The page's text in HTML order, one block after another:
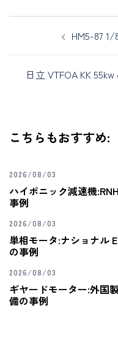
HM5-87
日立 VTFOA KK
こちらもおすすめ:
2026/08/03
ハイポニック減速機
事例
2026/08/03
単相モータ:ナショナル
の事例
2026/08/03
ギヤードモーター:外国
備の事例